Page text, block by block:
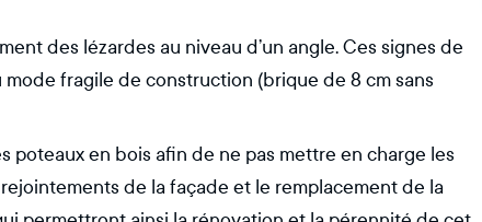
des lézardes au niveau d’un angle. Ces signes de
fragile de construction (brique de 8 cm sans
poteaux en bois afin de ne pas mettre en charge les
de la façade et le remplacement de la